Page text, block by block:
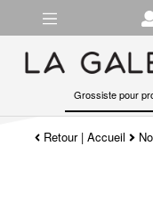
Grossiste pour
Retour|Accueil
Gérer les préférences en